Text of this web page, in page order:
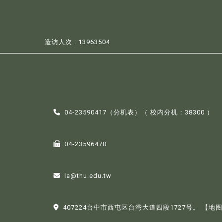
造访人次 : 13963504
04-23590417（分机表 ）（ 校内分机：38300 ）
04-23596470
la@thu.edu.tw
407224台中市西屯区台湾大道四段1727号。 【地